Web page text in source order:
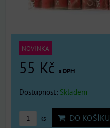
NOVINKA
55 Kč s DPH
Dostupnost: Skladem
ks DO KOŠÍKU